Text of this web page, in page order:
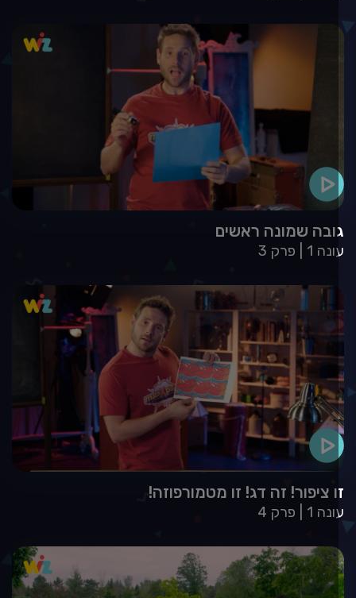
שמונה ראשים
פרק 3 1
ציפור! זה דג! זו מטמורפוזה!
פרק 4 1